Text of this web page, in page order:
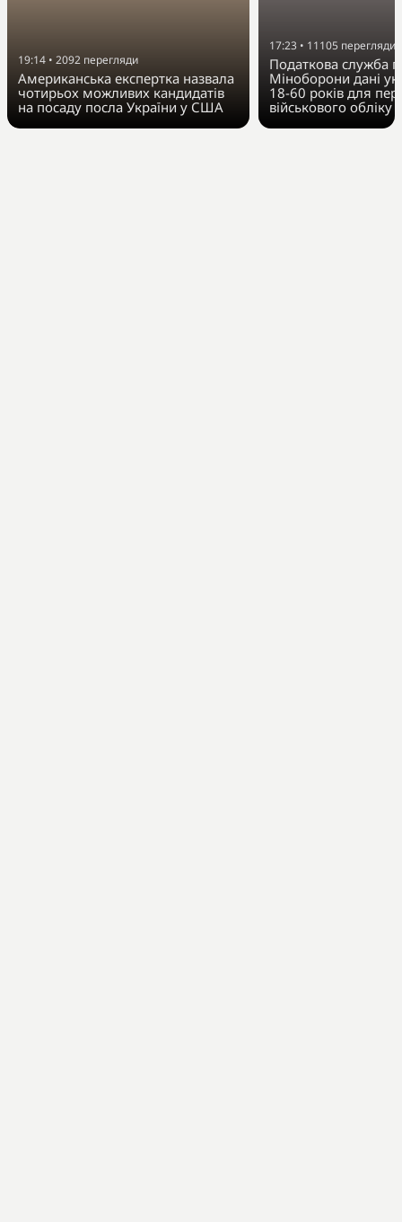
19:14 • 2092 перегляди
Американська експертка назвала
чотирьох можливих кандидатів
на посаду посла України у США
17:23 • 11105 перегляди
Податкова служба
Міноборони дані
18-60 років для
військового обліку